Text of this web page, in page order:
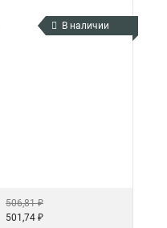
В наличии
506,81 ₽
501,74 ₽